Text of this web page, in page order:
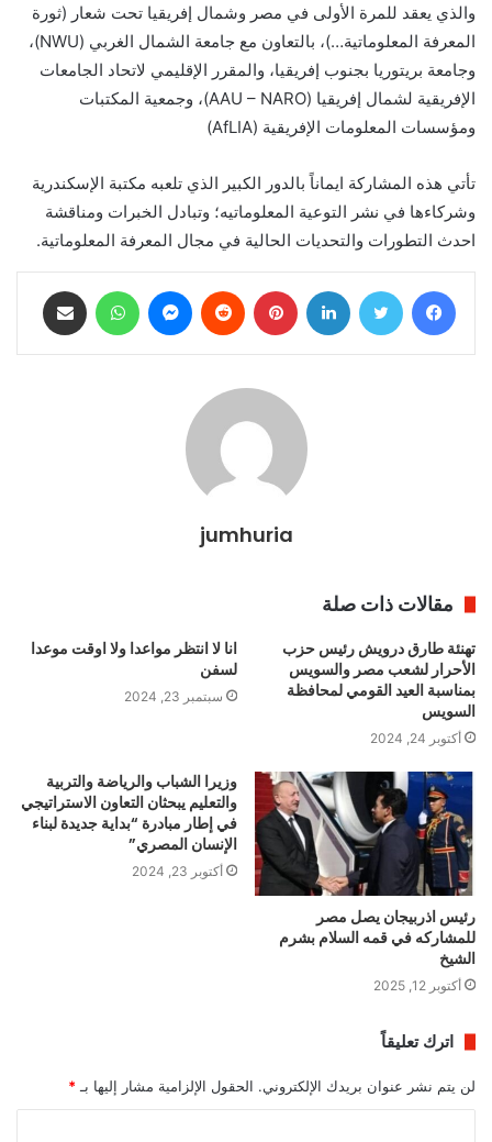
والذي يعقد للمرة الأولى في مصر وشمال إفريقيا تحت شعار (ثورة
المعرفة المعلوماتية…)، بالتعاون مع جامعة الشمال الغربي (NWU)،
وجامعة بريتوريا بجنوب إفريقيا، والمقرر الإقليمي لاتحاد الجامعات
الإفريقية لشمال إفريقيا (AAU – NARO)، وجمعية المكتبات
ومؤسسات المعلومات الإفريقية (AfLIA)
تأتي هذه المشاركة ايماناً بالدور الكبير الذي تلعبه مكتبة الإسكندرية
وشركاءها في نشر التوعية المعلوماتيه؛ وتبادل الخبرات ومناقشة
احدث التطورات والتحديات الحالية في مجال المعرفة المعلوماتية.
فيسبوك تويتر لينكدإن بينتيريست ماسنجر واتساب
jumhuria
مقالات ذات صلة
تهنئة طارق درويش رئيس حزب
الأحرار لشعب مصر والسويس
بمناسبة العيد القومي لمحافظة
السويس
أكتوبر 24, 2024
انا لا انتظر مواعدا ولا اوقت موعدا
لسفن
سبتمبر 23, 2024
رئيس اذربيجان يصل مصر
للمشاركه في قمه السلام بشرم
الشيخ
أكتوبر 12, 2025
وزيرا الشباب والرياضة والتربية
والتعليم يبحثان التعاون الاستراتيجي
في إطار مبادرة “بداية جديدة لبناء
الإنسان المصري”
أكتوبر 23, 2024
اترك تعليقاً
لن يتم نشر عنوان بريدك الإلكتروني. الحقول الإلزامية مشار إليها بـ *